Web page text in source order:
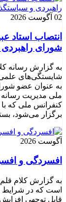
02 آگوست 2026
انتصاب استاد
شورای
به گزارش رسانه
شایستگی‌های علمی
به عنوان عضو
ملی مدیریت رسانه
کنفرانس ملی که
برگزار می‌شود،
آگوست 2026
افسردگی و
به گزارش کلام
است که در شرایط
قابل توجهی